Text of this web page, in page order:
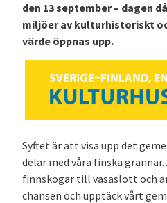
den 13 september – dagen
miljöer av kulturhistoriskt
värde öppnas upp.
Syftet är att visa upp det
delar med våra finska
finnskogar till vasaslott och
chansen och upptäck vårt